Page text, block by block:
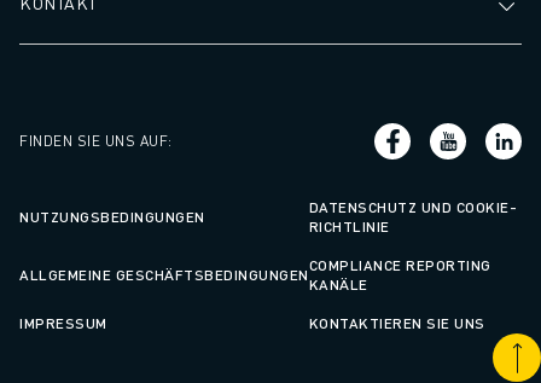
FINDEN SIE UNS AUF:
NUTZUNGSBEDINGUNGEN
DATENSCHUTZ UND COOKIE-
RICHTLINIE
ALLGEMEINE GESCHÄFTSBEDINGUNGEN
COMPLIANCE REPORTING
KANÄLE
IMPRESSUM KONTAKTIEREN SIE UNS